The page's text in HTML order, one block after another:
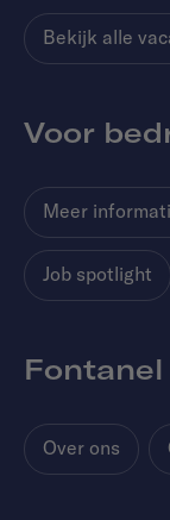
Bekijk alle
Voor
Meer
Job spotlight
Fontanel
Over ons